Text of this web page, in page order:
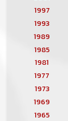
1997
1993
1989
1985
1981
1977
1973
1969
1965